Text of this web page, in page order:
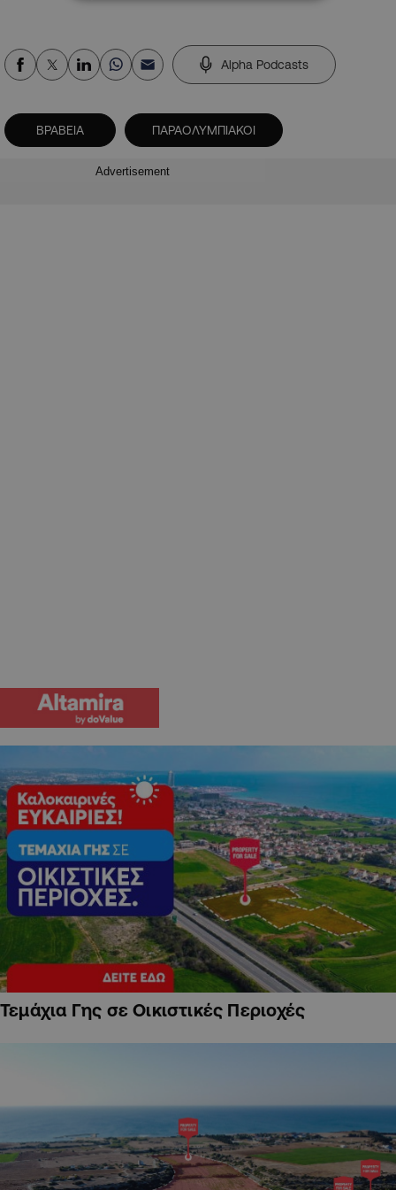
Alpha Podcasts
ΒΡΑΒΕΙΑ ΠΑΡΑΟΛΥΜΠΙΑΚΟΙ
Advertisement
Τεμάχια Γης σε Οικιστικές Περιοχές